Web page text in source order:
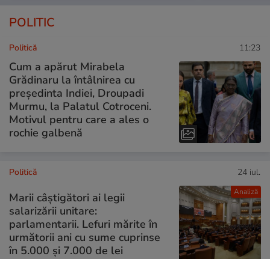
POLITIC
Politică 11:23
Cum a apărut Mirabela
Grădinaru la întâlnirea cu
președinta Indiei, Droupadi
Murmu, la Palatul Cotroceni.
Motivul pentru care a ales o
rochie galbenă
Analiză
Politică 24 iul.
Marii câștigători ai legii
salarizării unitare:
parlamentarii. Lefuri mărite în
următorii ani cu sume cuprinse
în 5.000 și 7.000 de lei